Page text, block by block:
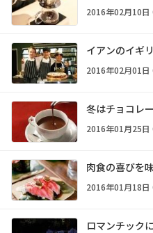
2016年02月10日
イアンのイギ
2016年02月01日
冬はチョコレ
2016年01月25日
肉食の喜びを
2016年01月18日
ロマンチック